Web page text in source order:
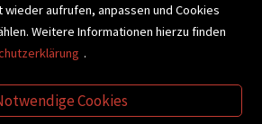
aufrufen, anpassen und Cookies
Weitere Informationen hierzu finden
.
Cookies